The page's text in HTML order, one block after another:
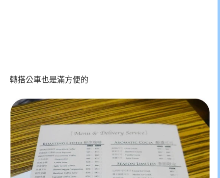
轉搭公車也是滿方便的